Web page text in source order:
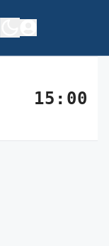
15:00